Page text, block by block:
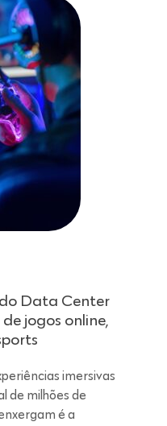
Data Center
jogos online,
imersivas
de milhões de
é a